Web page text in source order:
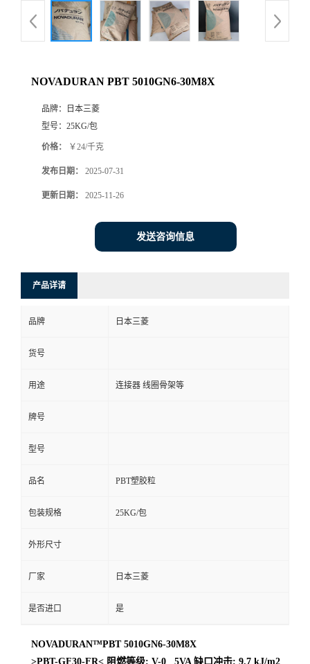
NOVADURAN PBT 5010GN6-30M8X
品牌：
日本三菱
型号： 25KG/包
价格： ￥24/千克
发布日期： 2025-07-31
更新日期： 2025-11-26
发送咨询信息
产品详请
品牌 日本三菱
货号
用途 连接器 线圈骨架等
牌号
型号
品名 PBT塑胶粒
包装规格 25KG/包
外形尺寸
厂家 日本三菱
是否进口 是
NOVADURAN™PBT 5010GN6-30M8X
>PBT-GF30-FR< 阻燃等级: V-0 5VA 缺口冲击: 9.7 kJ/m2